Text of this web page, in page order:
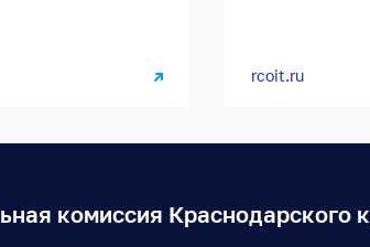
rcoit.ru
комиссия Краснодарского